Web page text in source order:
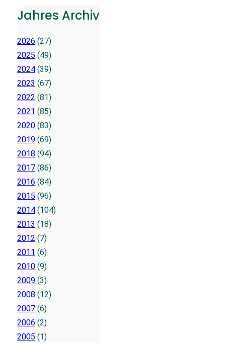
Jahres Archiv
2026 (27)
2025 (49)
2024 (39)
2023 (67)
2022 (81)
2021 (85)
2020 (83)
2019 (69)
2018 (94)
2017 (86)
2016 (84)
2015 (96)
2014 (104)
2013 (18)
2012 (7)
2011 (6)
2010 (9)
2009 (3)
2008 (12)
2007 (6)
2006 (2)
2005 (1)